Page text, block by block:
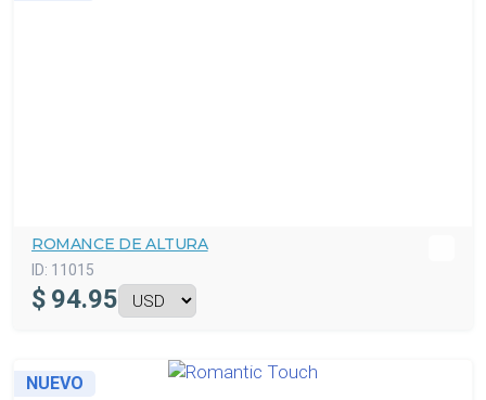
ROMANCE DE ALTURA
ID: 11015
$ 94.95
NUEVO